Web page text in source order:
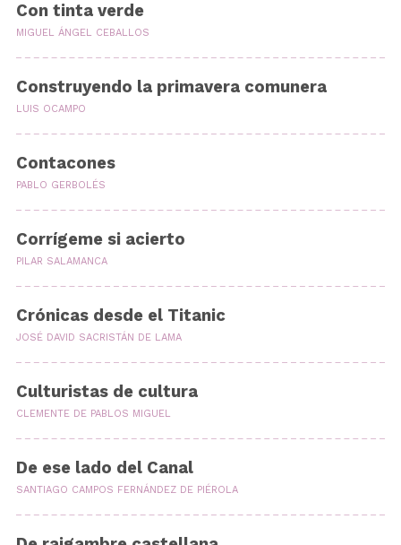
Con tinta verde
MIGUEL ÁNGEL CEBALLOS
Construyendo la primavera comunera
LUIS OCAMPO
Contacones
PABLO GERBOLÉS
Corrígeme si acierto
PILAR SALAMANCA
Crónicas desde el Titanic
JOSÉ DAVID SACRISTÁN DE LAMA
Culturistas de cultura
CLEMENTE DE PABLOS MIGUEL
De ese lado del Canal
SANTIAGO CAMPOS FERNÁNDEZ DE PIÉROLA